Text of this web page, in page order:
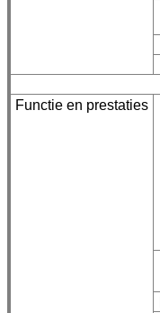
Functie en prestaties